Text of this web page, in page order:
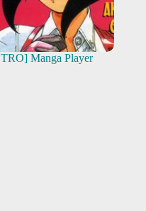
Manga Player